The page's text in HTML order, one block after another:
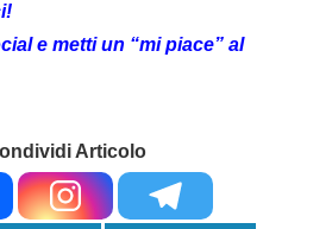
e metti un “mi piace” al
Articolo